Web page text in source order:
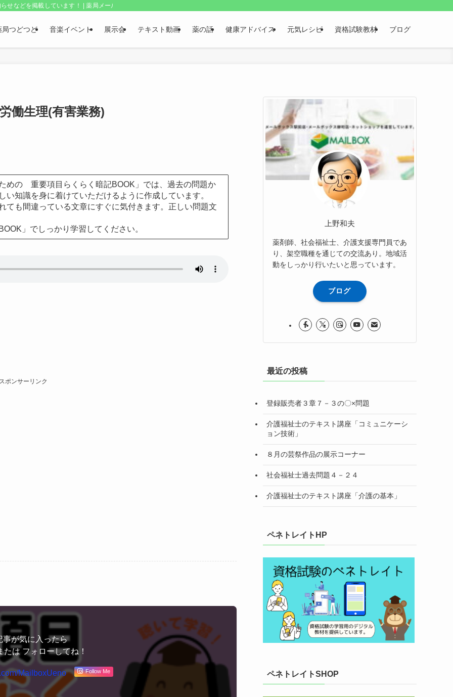
などを掲載しています！ | 薬局メールボックス・上野和夫のつどつど
局つどつど 音楽イベント 展示会 テキスト動画 薬の話 健康アドバイス 元気レシピ 資格試験教材 ブログ
働生理(有害業務)
の 重要項目らくらく暗記BOOK」では、過去の問題か
知識を身に着けていただけるように作成しています。
ても間違っている文章にすぐに気付きます。正しい問題文
」でしっかり学習してください。
ポンサーリンク
事が気に入ったら
は フォローしてね！
MailboxUeno Follow Me
上野和夫
薬剤師、社会福祉士、介護支援専門員であ
り、架空職種を通じての交流あり。地域活
動をしっかり行いたいと思っています。
ブログ
最近の投稿
登録販売者３章７－３の〇×問題
介護福祉士のテキスト講座「コミュニケーシ
ョン技術」
８月の芸祭作品の展示コーナー
社会福祉士過去問題４－２４
介護福祉士のテキスト講座「介護の基本」
ペネトレイトHP
ペネトレイトSHOP